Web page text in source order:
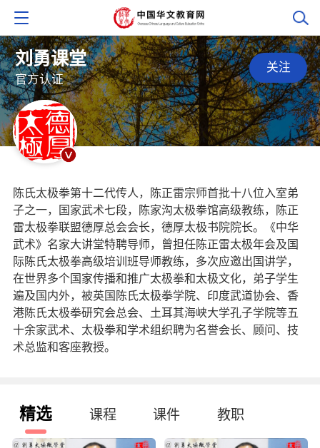
刘勇课堂
官方认证
陈氏太极拳第十二代传人，陈正雷宗师首批十八位入室弟
子之一，国家武术七段，陈家沟太极拳馆高级教练，陈正
雷太极拳联盟德厚总会会长，德厚太极书院院长。《中华
武术》名家大讲堂特聘导师，曾担任陈正雷太极年会及国
际陈氏太极拳高级培训班导师教练，多次应邀出国讲学，
在世界多个国家传播和推广太极拳和太极文化，弟子学生
遍及国内外，被英国陈氏太极拳学院、印度武道协会、香
港陈氏太极拳研究会总会、土耳其海峡大学孔子学院等五
十余家武术、太极拳和学术组织聘为名誉会长、顾问、技
术总监和客座教授。
关注
精选 课程 课件 教职